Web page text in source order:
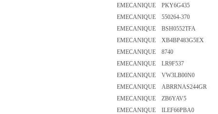
EMECANIQUE PKY6G435
EMECANIQUE 550264-370
EMECANIQUE BSH0552TFA
EMECANIQUE XB4BP483G5EX
EMECANIQUE 8740
EMECANIQUE LR9F537
EMECANIQUE VW3LB00N0
EMECANIQUE ABRRNAS244GR
EMECANIQUE ZB6YAV5
EMECANIQUE ILEF66PBA0